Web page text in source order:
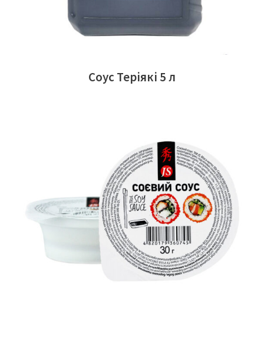
Соус Теріякі 5 л
ЧИТАТИ ДАЛІ